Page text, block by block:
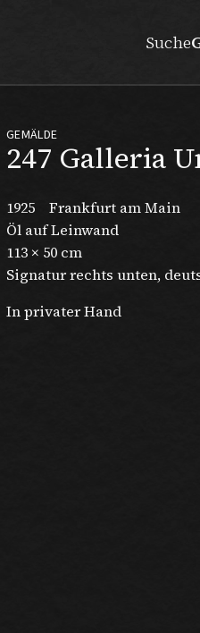
Suche
247 Galleria
GEMÄLDE
1925
Frankfurt am Main
Öl auf Leinwand
113 × 50 cm
Signatur rechts unten,
In privater Hand